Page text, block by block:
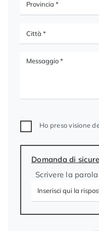
Ho preso visione
Domanda di
Scrivere la